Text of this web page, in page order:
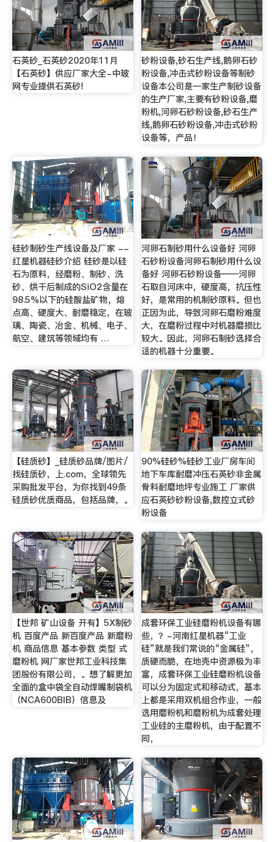
石英砂_石英砂2020年11月
【石英砂】供应厂家大全-中玻
网专业提供石英砂!
砂粉设备,砂石生产线,鹅卵石砂
粉设备,冲击式砂粉设备等制砂
设备本公司是一家生产制砂设备
的生产厂家,主要有砂粉设备,磨
粉机,河卵石砂粉设备,砂石生产
线,鹅卵石砂粉设备,冲击式砂粉
设备等，产品！
硅砂制砂生产线设备及厂家 --
红星机器硅砂介绍 硅砂是以硅
石为原料，经磨粉、制砂、洗
砂、烘干后制成的SiO2含量在
98.5%以下的硅酸盐矿物，熔
点高、硬度大、耐磨稳定，在玻
璃、陶瓷、冶金、机械、电子、
航空、建筑等领域均有 …
河卵石制砂用什么设备好 河卵
石砂粉设备河卵石制砂用什么设
备好 河卵石砂粉设备——河卵
石取自河床中，硬度高，抗压性
好，是常用的机制砂原料。但也
正因为此，导致河卵石磨粉难度
大，在磨粉过程中对机器磨损比
较大。因此，河卵石制砂选择合
适的机器十分重要。
【硅质砂】_硅质砂品牌/图片/
找硅质砂，上.com，全球领先
采购批发平台，为你找到49条
硅质砂优质商品，包括品牌，。
90%硅砂%硅砂工业厂房车间
地下车库耐磨冲压石英砂非金属
骨料耐磨地坪专业施工 厂家供
应石英砂砂粉设备,数控立式砂
粉设备
【世邦 矿山设备 开有】5X制砂
机 百度产品 新百度产品 新磨粉
机 商品信息 基本参数 类型 式
磨粉机 网厂家世邦工业科技集
团股份有限公司，。想了解更加
全面的盒中袋全自动焊嘴制袋机
（NCA600BIB）信息及
成套环保工业硅磨粉机设备有哪
些，？-河南红星机器“工业
硅”就是我们常说的“金属硅”，
质硬而脆，在地壳中资源极为丰
富，成套环保工业硅磨粉机设备
可以分为固定式和移动式，基本
上都是采用双机组合作业，一般
选用磨粉机和磨粉机为成套处理
工业硅的主磨粉机，由于配置不
同，